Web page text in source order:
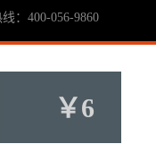
：400-056-9860
￥6